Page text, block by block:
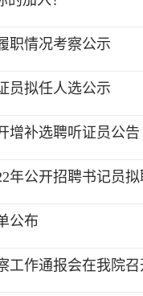
职情况考察公示
员拟任人选公示
增补选聘听证员公告
年公开招聘书记员
公布
工作通报会在我院召